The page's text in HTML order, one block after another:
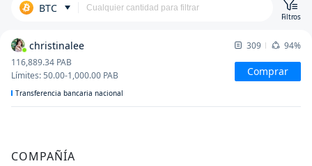
BTC
Filtros
christinalee 309
94%
116,889.34 PAB
Límites:50.00-1,000.00 PAB Comprar
Transferencia bancaria nacional
COMPAÑÍA